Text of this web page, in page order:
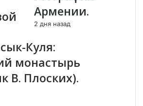
р
б
й
ж
а
Армении.
2 дня назад
Куля:
монастырь
В. Плоских).